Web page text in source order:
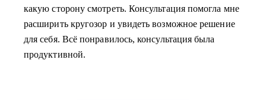
какую сторону смотреть. Консультация помогла мне
расширить кругозор и увидеть возможное решение
для себя. Всё понравилось, консультация была
продуктивной.